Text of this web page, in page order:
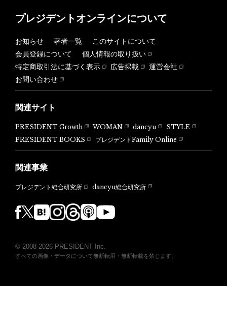
プレジデントオンラインについて
お知らせ 著者一覧
このサイトについて
会員登録について
個人情報の取り扱い
特定商取引法に基づく表示
広告掲載
運営会社
お問い合わせ
関連サイト
PRESIDENT Growth WOMAN dancyu
STYLE
PRESIDENT BOOKS
プレジデントFamily Online
関連事業
プレジデント総合研究所 dancyu総合研究所
© 2008-2026 PRESIDENT Inc.
すべての画像・データについて無断転用・無断転載を禁じます。